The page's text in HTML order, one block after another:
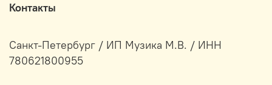
Контакты
Санкт-Петербург / ИП Музика М.В. / ИНН
780621800955